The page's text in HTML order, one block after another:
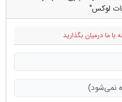
لوکس"
با ما درمیان بگذارید